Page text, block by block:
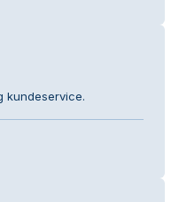
kundeservice.